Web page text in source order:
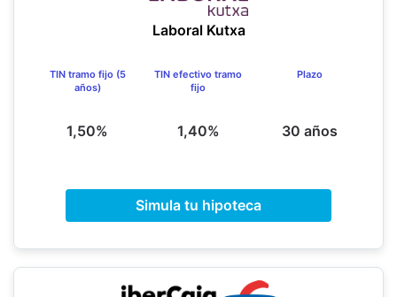
Laboral Kutxa
TIN tramo fijo (5
años)
1,50%
TIN efectivo tramo
fijo
1,40%
Plazo
30 años
Simula tu hipoteca